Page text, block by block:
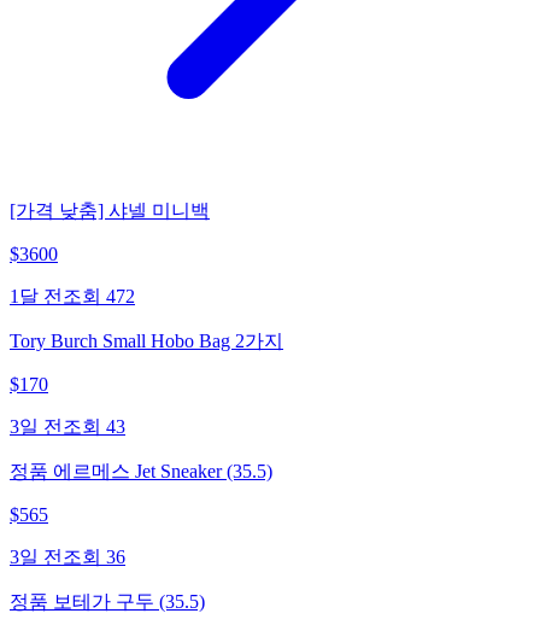
[가격 낮춤] 샤넬 미니백
$3600
1달 전 조회 472
Tory Burch Small Hobo Bag 2가지
$170
3일 전 조회 43
정품 에르메스 Jet Sneaker (35.5)
$565
3일 전 조회 36
정품 보테가 구두 (35.5)